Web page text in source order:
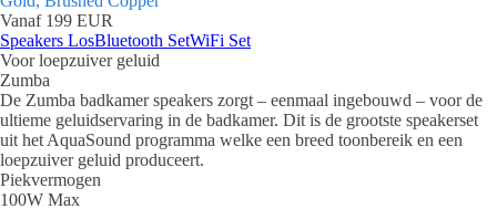
Vanaf 199 EUR
Speakers LosBluetooth SetWiFi Set
Voor loepzuiver geluid
Zumba
De Zumba badkamer speakers zorgt – eenmaal ingebouwd – voor de
ultieme geluidservaring in de badkamer. Dit is de grootste speakerset
uit het AquaSound programma welke een breed toonbereik en een
loepzuiver geluid produceert.
Piekvermogen
100W Max